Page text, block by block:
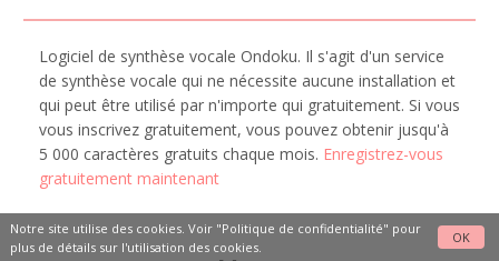
Logiciel de synthèse vocale Ondoku. Il s'agit d'un service
de synthèse vocale qui ne nécessite aucune installation et
qui peut être utilisé par n'importe qui gratuitement. Si vous
vous inscrivez gratuitement, vous pouvez obtenir jusqu'à
5 000 caractères gratuits chaque mois. Enregistrez-vous
gratuitement maintenant
Notre site utilise des cookies. Voir "Politique de confidentialité" pour
plus de détails sur l'utilisation des cookies.
OK